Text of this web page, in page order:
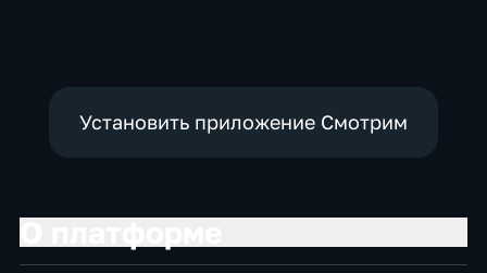
Установить приложение Смотрим